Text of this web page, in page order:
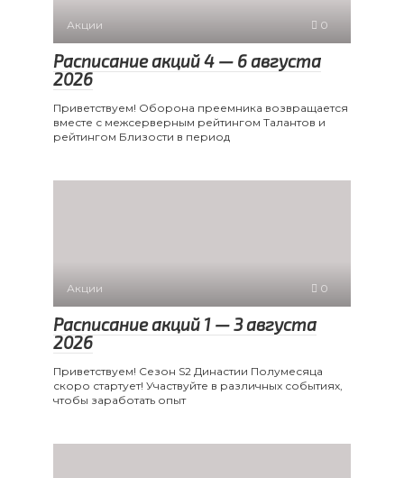
Акции 0
Расписание акций 4 — 6 августа
2026
Приветствуем! Оборона преемника возвращается
вместе с межсерверным рейтингом Талантов и
рейтингом Близости в период
Акции 0
Расписание акций 1 — 3 августа
2026
Приветствуем! Сезон S2 Династии Полумесяца
скоро стартует! Участвуйте в различных событиях,
чтобы заработать опыт